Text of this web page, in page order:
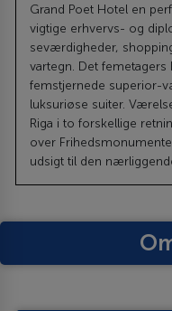
Grand Poet Hotel en
vigtige erhvervs- og
seværdigheder,
vartegn. Det
femstjernede superior-
luksuriøse suiter.
Riga i to forskellige
over
udsigt til den